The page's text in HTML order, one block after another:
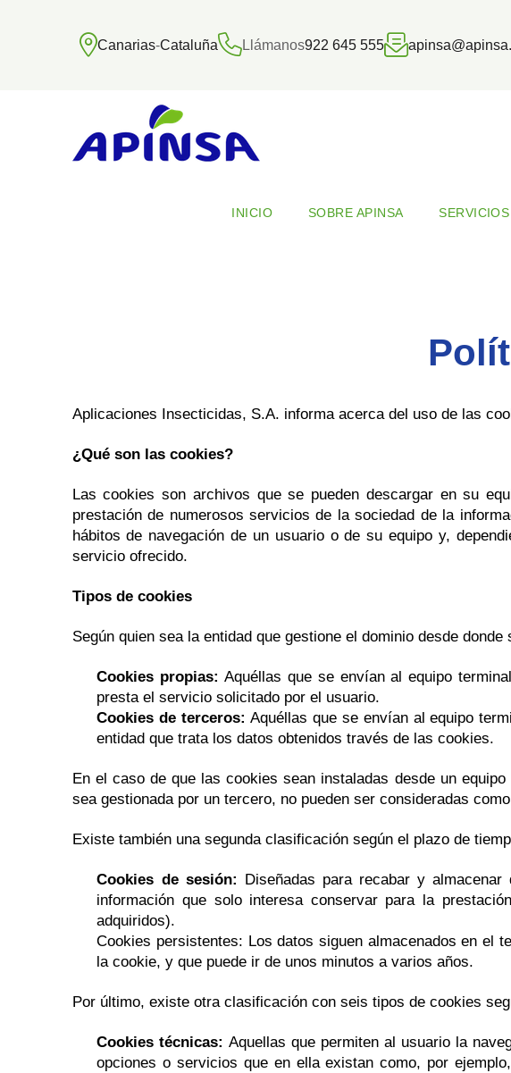
Canarias-Cataluña Llámanos922 645 555
INICIO SOBRE APINSA SERVICIOS
Aplicaciones Insecticidas, S.A. informa acerca del uso de las
¿Qué son las cookies?
Las cookies son archivos que se pueden descargar en su
prestación de numerosos servicios de la sociedad de la
hábitos de navegación de un usuario o de su equipo y,
servicio ofrecido.
Tipos de cookies
Según quien sea la entidad que gestione el dominio desde
Cookies propias: Aquéllas que se envían al equipo
presta el servicio solicitado por el usuario.
Cookies de terceros: Aquéllas que se envían al equipo
entidad que trata los datos obtenidos través de las cookies.
En el caso de que las cookies sean instaladas desde un
sea gestionada por un tercero, no pueden ser consideradas
Existe también una segunda clasificación según el plazo de
Cookies de sesión: Diseñadas para recabar y
información que solo interesa conservar para la
adquiridos).
Cookies persistentes: Los datos siguen almacenados en el
la cookie, y que puede ir de unos minutos a varios años.
Por último, existe otra clasificación con seis tipos de cookies
Cookies técnicas: Aquellas que permiten al usuario la
opciones o servicios que en ella existan como, por